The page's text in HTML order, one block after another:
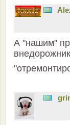
А "нашим"